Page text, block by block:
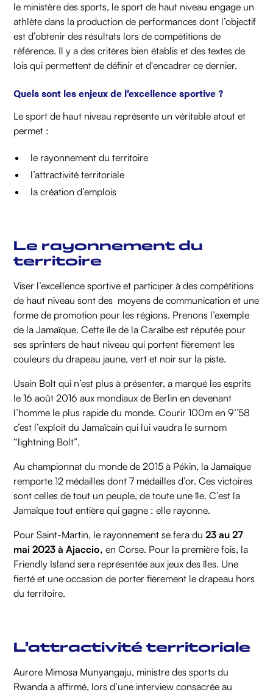
le ministère des sports, le sport de haut niveau engage un
athlète dans la production de performances dont l’objectif
est d’obtenir des résultats lors de compétitions de
référence. Il y a des critères bien établis et des textes de
lois qui permettent de définir et d'encadrer ce dernier.
Quels sont les enjeux de l’excellence sportive ?
Le sport de haut niveau représente un véritable atout et
permet :
le rayonnement du territoire
l’attractivité territoriale
la création d’emplois
Le rayonnement du
territoire
Viser l’excellence sportive et participer à des compétitions
de haut niveau sont des moyens de communication et une
forme de promotion pour les régions. Prenons l’exemple
de la Jamaïque. Cette île de la Caraîbe est réputée pour
ses sprinters de haut niveau qui portent fièrement les
couleurs du drapeau jaune, vert et noir sur la piste.
Usain Bolt qui n’est plus à présenter, a marqué les esprits
le 16 août 2016 aux mondiaux de Berlin en devenant
l’homme le plus rapide du monde. Courir 100m en 9’’58
c’est l’exploit du Jamaïcain qui lui vaudra le surnom
“lightning Bolt”.
Au championnat du monde de 2015 à Pékin, la Jamaïque
remporte 12 médailles dont 7 médailles d’or. Ces victoires
sont celles de tout un peuple, de toute une île. C’est la
Jamaïque tout entière qui gagne : elle rayonne.
Pour Saint-Martin, le rayonnement se fera du23 au 27
mai 2023 à Ajaccio, en Corse. Pour la première fois, la
Friendly Island sera représentée aux jeux des îles. Une
fierté et une occasion de porter fièrement le drapeau hors
du territoire.
L’attractivité territoriale
Aurore Mimosa Munyangaju, ministre des sports du
Rwanda a affirmé, lors d’une interview consacrée au